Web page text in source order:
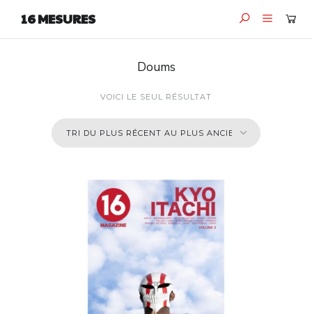
16 MESURES
Doums
VOICI LE SEUL RÉSULTAT